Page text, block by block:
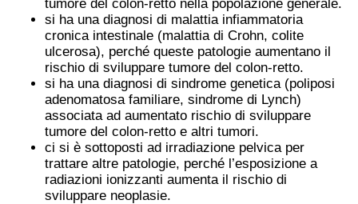
tumore del colon-retto nella popolazione generale.
si ha una diagnosi di malattia infiammatoria
cronica intestinale (malattia di Crohn, colite
ulcerosa), perché queste patologie aumentano il
rischio di sviluppare tumore del colon-retto.
si ha una diagnosi di sindrome genetica (poliposi
adenomatosa familiare, sindrome di Lynch)
associata ad aumentato rischio di sviluppare
tumore del colon-retto e altri tumori.
ci si è sottoposti ad irradiazione pelvica per
trattare altre patologie, perché l’esposizione a
radiazioni ionizzanti aumenta il rischio di
sviluppare neoplasie.